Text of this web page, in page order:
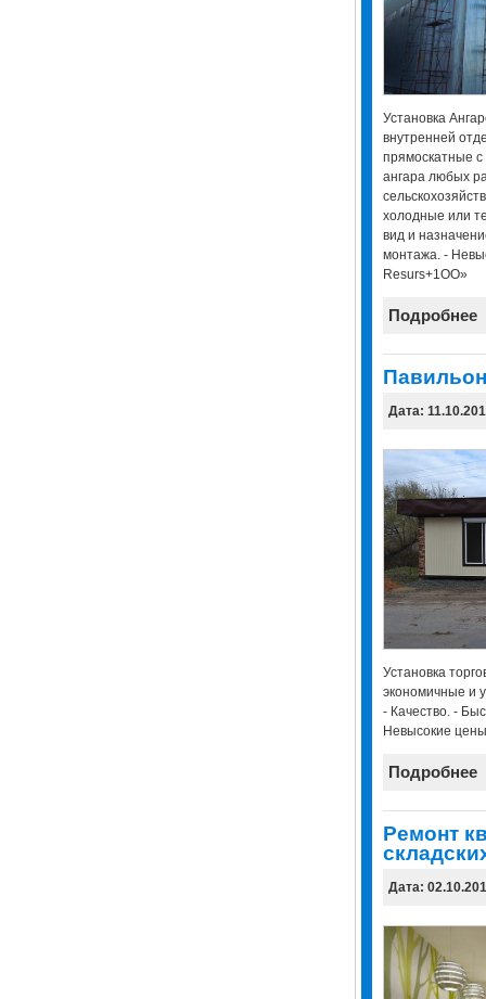
Установка
внутренней
прямоскатные с
ангара любых
холодные или
вид и
монтажа. -
Resurs+1OO»
Подробнее
Павильон
Дата:
Установка
экономичные и
- Качество. -
Невысокие
Подробнее
Ремонт
Дата: